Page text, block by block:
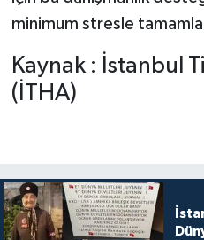
minimum stresle
Kaynak : İstanbul
(İTHA)